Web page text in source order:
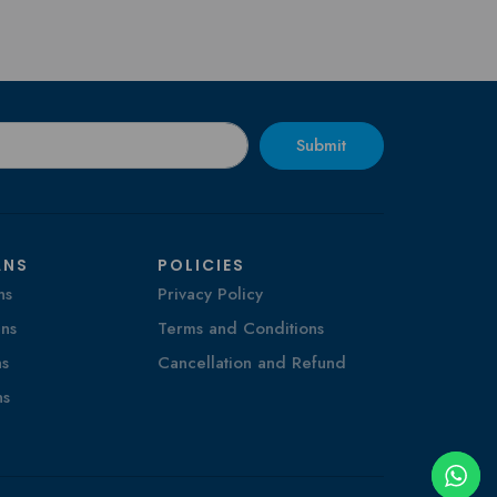
Submit
POLICIES
Privacy Policy
Terms and Conditions
Cancellation and Refund